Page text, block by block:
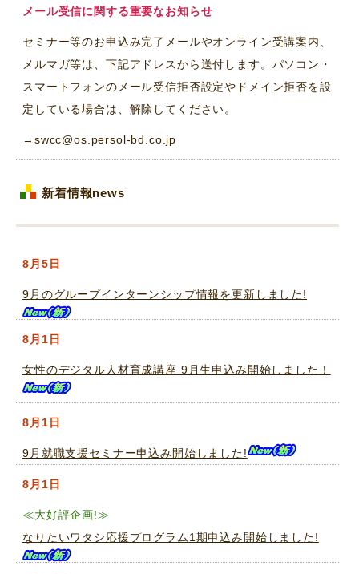
メール受信に関する重要なお知らせ
セミナー等のお申込み完了メールやオンライン受講案内、
メルマガ等は、下記アドレスから送付します。パソコン・
スマートフォンのメール受信拒否設定やドメイン拒否を設
定している場合は、解除してください。
→swcc@os.persol-bd.co.jp
新着情報news
8月5日
9月のグループインターンシップ情報を更新しました!
8月1日
女性のデジタル人材育成講座 9月生申込み開始しました！
8月1日
9月就職支援セミナー申込み開始しました!
8月1日
≪大好評企画!≫
なりたいワタシ応援プログラム1期申込み開始しました!